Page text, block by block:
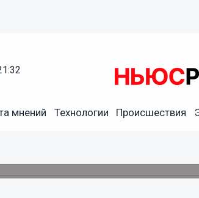
мнений Технологии Происшествия